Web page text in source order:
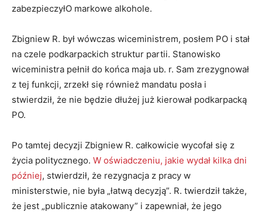
zabezpieczyłO markowe alkohole.
Zbigniew R. był wówczas wiceministrem, posłem PO i stał
na czele podkarpackich struktur partii. Stanowisko
wiceministra pełnił do końca maja ub. r. Sam zrezygnował
z tej funkcji, zrzekł się również mandatu posła i
stwierdził, że nie będzie dłużej już kierował podkarpacką
PO.
Po tamtej decyzji Zbigniew R. całkowicie wycofał się z
życia politycznego. W oświadczeniu, jakie wydał kilka dni
później, stwierdził, że rezygnacja z pracy w
ministerstwie, nie była „łatwą decyzją”. R. twierdził także,
że jest „publicznie atakowany” i zapewniał, że jego